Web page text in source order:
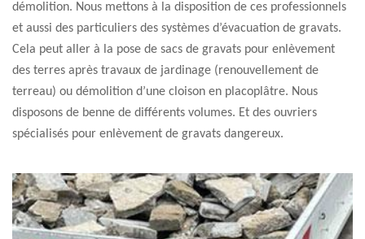
démolition. Nous mettons à la disposition de ces professionnels
et aussi des particuliers des systèmes d’évacuation de gravats.
Cela peut aller à la pose de sacs de gravats pour enlèvement
des terres après travaux de jardinage (renouvellement de
terreau) ou démolition d’une cloison en placoplâtre. Nous
disposons de benne de différents volumes. Et des ouvriers
spécialisés pour enlèvement de gravats dangereux.